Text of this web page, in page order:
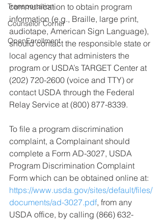
Transportation
Counselor Corner
OpenEnrollment
communication to obtain program
information (e.g., Braille, large print,
audiotape, American Sign Language),
should contact the responsible state or
local agency that administers the
program or USDA’s TARGET Center at
(202) 720-2600 (voice and TTY) or
contact USDA through the Federal
Relay Service at (800) 877-8339.
To file a program discrimination
complaint, a Complainant should
complete a Form AD-3027, USDA
Program Discrimination Complaint
Form which can be obtained online at:
https://www.usda.gov/sites/default/files/
documents/ad-3027.pdf, from any
USDA office, by calling (866) 632-